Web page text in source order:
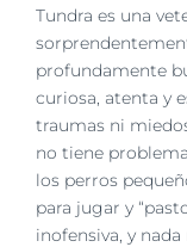
Tundra es una
profundamente
curiosa, atenta y
traumas ni
no tiene
los perros
para jugar y
inofensiva, y